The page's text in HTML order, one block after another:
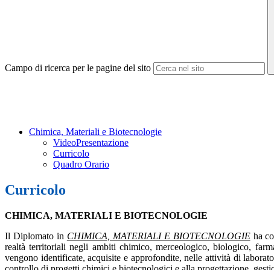
Campo di ricerca per le pagine del sito
Chimica, Materiali e Biotecnologie
VideoPresentazione
Curricolo
Quadro Orario
Curricolo
CHIMICA, MATERIALI E BIOTECNOLOGIE
Il Diplomato in CHIMICA, MATERIALI E BIOTECNOLOGIE ha
realtà territoriali negli ambiti chimico, merceologico, biologico,
vengono identificate, acquisite e approfondite, nelle attività di